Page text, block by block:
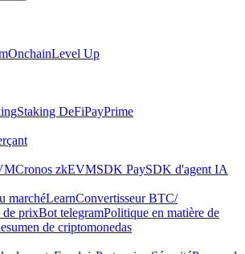
OnchainLevel Up
Staking DeFiPayPrime
Cronos zkEVMSDK PaySDK d'agent IA
marchéLearnConvertisseur BTC/
de prixBot telegramPolitique en matière de
de criptomonedas